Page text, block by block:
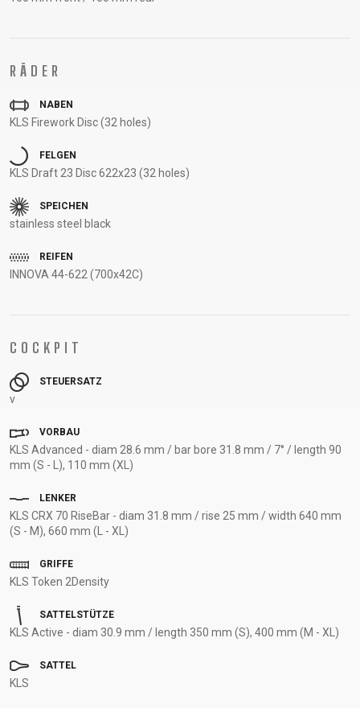
RAHMENREGISTRIERUNG
RÄDER
NABEN
KLS Firework Disc (32 holes)
FELGEN
KLS Draft 23 Disc 622x23 (32 holes)
SPEICHEN
stainless steel black
REIFEN
INNOVA 44-622 (700x42C)
COCKPIT
STEUERSATZ
v
VORBAU
KLS Advanced - diam 28.6 mm / bar bore 31.8 mm / 7° / length 90
mm (S - L), 110 mm (XL)
LENKER
KLS CRX 70 RiseBar - diam 31.8 mm / rise 25 mm / width 640 mm
(S - M), 660 mm (L - XL)
GRIFFE
KLS Token 2Density
SATTELSTÜTZE
KLS Active - diam 30.9 mm / length 350 mm (S), 400 mm (M - XL)
SATTEL
KLS